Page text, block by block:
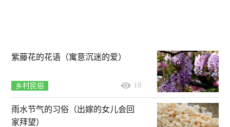
紫藤花的花语（寓意沉迷的爱）
乡村民俗 18
雨水节气的习俗（出嫁的女儿会回
家拜望）